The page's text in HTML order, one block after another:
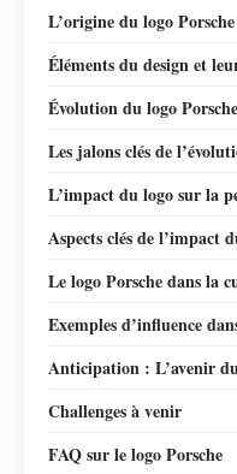
L’origine du logo
Éléments du design et
Évolution du logo
Les jalons clés de
L’impact du logo sur la
Aspects clés de l’impact
Le logo Porsche dans la
Exemples d’influence
Anticipation : L’avenir
Challenges à venir
FAQ sur le logo Porsche